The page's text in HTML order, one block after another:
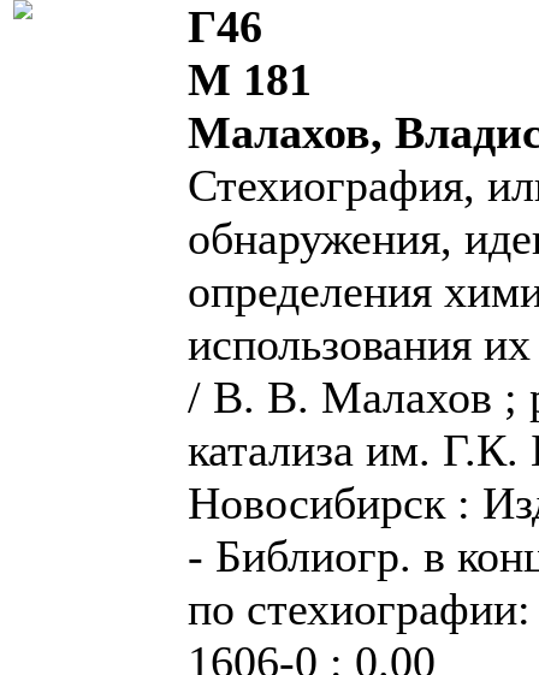
Г46
М 181
Малахов,
Стехиография,
обнаружения,
определения
использования
/ В. В. Малахов ;
катализа им.
Новосибирск :
- Библиогр. в
по
1606-0 : 0.00